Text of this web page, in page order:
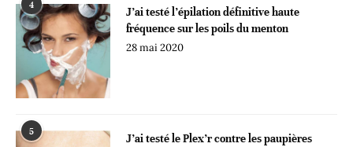
4
J’ai testé l’épilation définitive haute
fréquence sur les poils du menton
28 mai 2020
5
J’ai testé le Plex’r contre les paupières